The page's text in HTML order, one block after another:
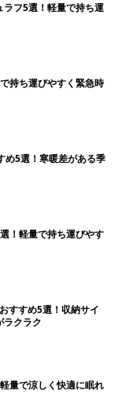
フ5選！軽量で持ち運
持ち運びやすく緊急時
め5選！寒暖差がある季
！軽量で持ち運びやす
すすめ5選！収納サイ
ラクラク
量で涼しく快適に眠れ